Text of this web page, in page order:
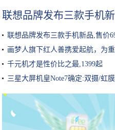
联想品牌发布三款手机
联想品牌发布三款手机新品,售价
画梦人旗下红人善携爱起航，为
千元机才是性价比之最,1399起
三星大屏机皇Note7确定:双摄/虹膜